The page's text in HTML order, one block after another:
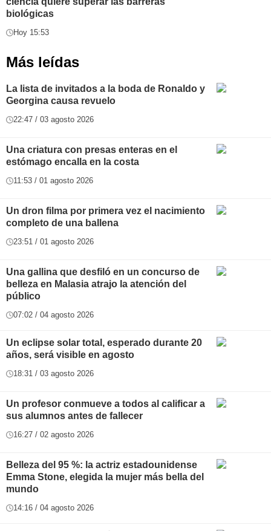
biológicas
Hoy 15:53
Más leídas
La lista de invitados a la boda de Ronaldo y
Georgina causa revuelo
22:47 / 03 agosto 2026
Una criatura con presas enteras en el
estómago encalla en la costa
11:53 / 01 agosto 2026
Un dron filma por primera vez el nacimiento
completo de una ballena
23:51 / 01 agosto 2026
Una gallina que desfiló en un concurso de
belleza en Malasia atrajo la atención del
público
07:02 / 04 agosto 2026
Un eclipse solar total, esperado durante 20
años, será visible en agosto
18:31 / 03 agosto 2026
Un profesor conmueve a todos al calificar a
sus alumnos antes de fallecer
16:27 / 02 agosto 2026
Belleza del 95 %: la actriz estadounidense
Emma Stone, elegida la mujer más bella del
mundo
14:16 / 04 agosto 2026